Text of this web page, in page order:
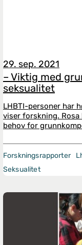
29. sep. 2021
– Viktig med
seksualitet
LHBTI-personer har
viser forskning.
behov for
Forskningsrapporter
Seksualitet